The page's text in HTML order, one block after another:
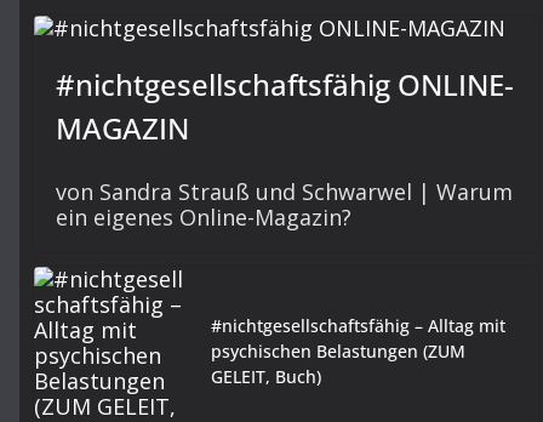
#nichtgesellschaftsfähig ONLINE-
MAGAZIN
von Sandra Strauß und Schwarwel | Warum
ein eigenes Online-Magazin?
#nichtgesellschaftsfähig – Alltag mit
psychischen Belastungen (ZUM
GELEIT, Buch)